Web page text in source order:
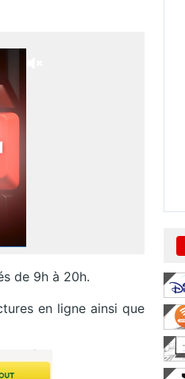
de 9h à 20h.
en ligne ainsi que